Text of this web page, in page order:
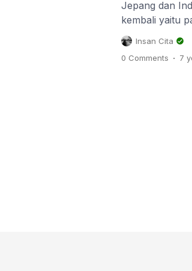
Jepang dan
kembali yaitu
itu lahir
lahir kembali
Hiroshima.
Insan Cita
0 Comments . 7